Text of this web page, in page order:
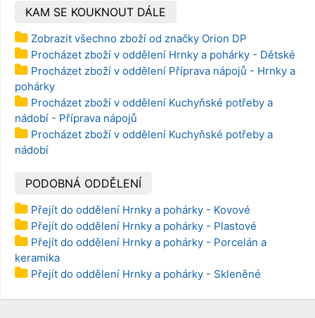
KAM SE KOUKNOUT DÁLE
Zobrazit všechno zboží od značky Orion DP
Procházet zboží v oddělení Hrnky a pohárky - Dětské
Procházet zboží v oddělení Příprava nápojů - Hrnky a
pohárky
Procházet zboží v oddělení Kuchyňské potřeby a
nádobí - Příprava nápojů
Procházet zboží v oddělení Kuchyňské potřeby a
nádobí
PODOBNÁ ODDĚLENÍ
Přejít do oddělení Hrnky a pohárky - Kovové
Přejít do oddělení Hrnky a pohárky - Plastové
Přejít do oddělení Hrnky a pohárky - Porcelán a
keramika
Přejít do oddělení Hrnky a pohárky - Skleněné